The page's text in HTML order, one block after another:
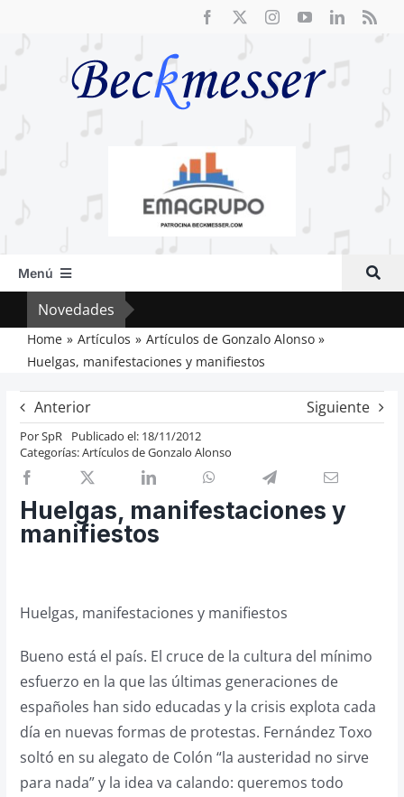
Menú
Inicio
Actual
Artículos
Crítica
Previos de ópera
Entrevistas
Recomendación
Cosas de Beckmesser
Nosotros y privacidad
Novedades
Home Artículos
Artículos de Gonzalo Alonso
Huelgas, manifestaciones y manifiestos
Anterior Siguiente
PorSpR
Publicado el: 18/11/2012
Categorías:Artículos de Gonzalo Alonso
Huelgas, manifestaciones y
manifiestos
Huelgas, manifestaciones y manifiestos
Bueno está el país. El cruce de la cultura del mínimo
esfuerzo en la que las últimas generaciones de
españoles han sido educadas y la crisis explota cada
día en nuevas formas de protestas. Fernández Toxo
soltó en su alegato de Colón “la austeridad no sirve
para nada” y la idea va calando: queremos todo